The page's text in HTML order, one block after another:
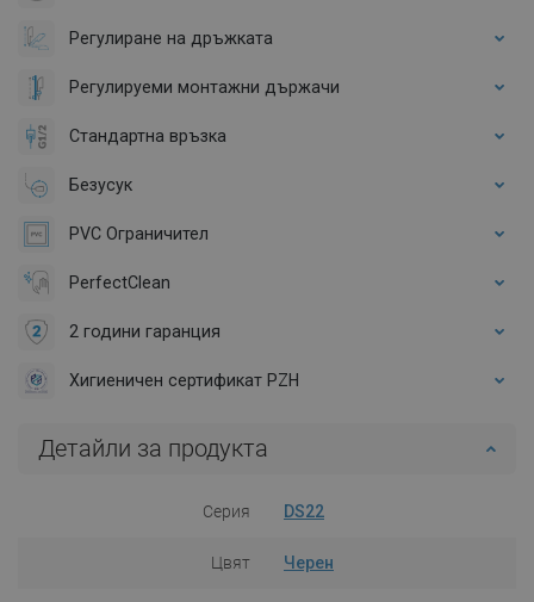
Регулиране на дръжката
Регулируеми монтажни държачи
Стандартна връзка
Безусук
PVC Ограничител
PerfectClean
2 години гаранция
Хигиеничен сертификат PZH
Детайли за продукта
Серия DS22
Цвят Черен